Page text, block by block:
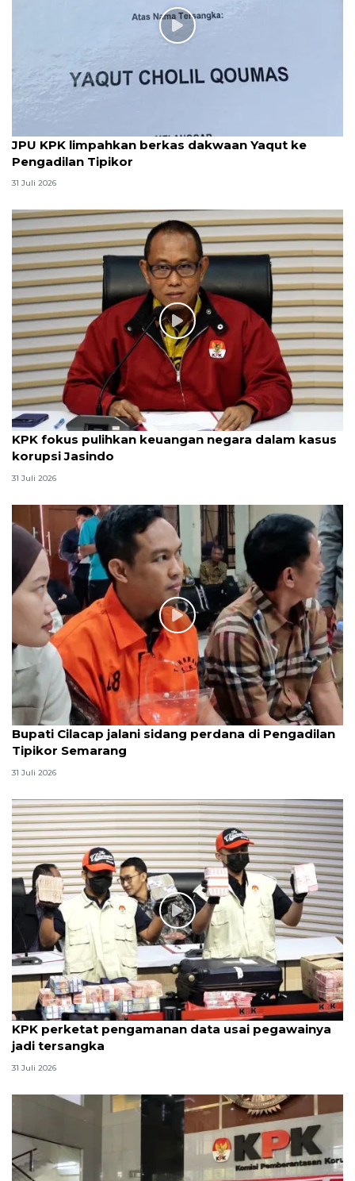
JPU KPK limpahkan berkas dakwaan Yaqut ke
Pengadilan Tipikor
31 Juli 2026
KPK fokus pulihkan keuangan negara dalam kasus
korupsi Jasindo
31 Juli 2026
Bupati Cilacap jalani sidang perdana di Pengadilan
Tipikor Semarang
31 Juli 2026
KPK perketat pengamanan data usai pegawainya
jadi tersangka
31 Juli 2026